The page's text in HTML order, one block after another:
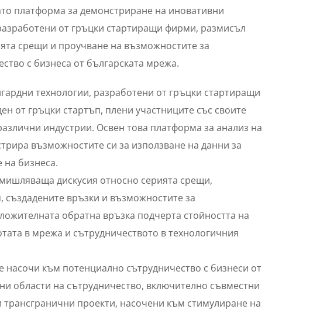
платформа за демонстриране на иновативни
от гръцки стартиращи фирми, размисъл
срещи и проучване на възможностите за
с бизнеса от българската мрежа.
технологии, разработени от гръцки стартиращи
от гръцки стартъп, плени участниците със своите
индустрии. Освен това платформа за анализ на
възможностите си за използване на данни за
бизнеса.
дискусия относно серията срещи,
създадените връзки и възможностите за
обратна връзка подчерта стойността на
в мрежа и сътрудничеството в технологичния
към потенциално сътрудничество с бизнеси от
области на сътрудничество, включително съвместни
проекти, насочени към стимулиране на